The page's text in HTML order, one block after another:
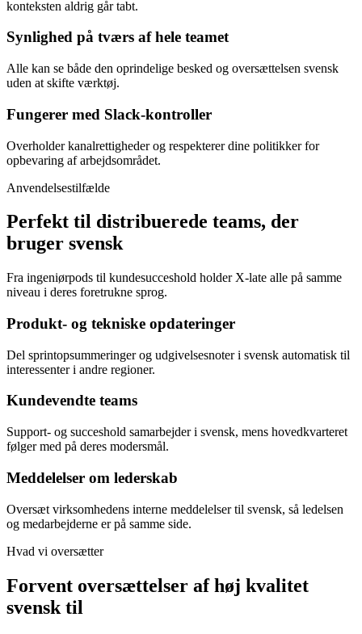
konteksten aldrig går tabt.
Synlighed på tværs af hele teamet
Alle kan se både den oprindelige besked og oversættelsen svensk
uden at skifte værktøj.
Fungerer med Slack-kontroller
Overholder kanalrettigheder og respekterer dine politikker for
opbevaring af arbejdsområdet.
Anvendelsestilfælde
Perfekt til distribuerede teams, der
bruger svensk
Fra ingeniørpods til kundesucceshold holder X-late alle på samme
niveau i deres foretrukne sprog.
Produkt- og tekniske opdateringer
Del sprintopsummeringer og udgivelsesnoter i svensk automatisk til
interessenter i andre regioner.
Kundevendte teams
Support- og succeshold samarbejder i svensk, mens hovedkvarteret
følger med på deres modersmål.
Meddelelser om lederskab
Oversæt virksomhedens interne meddelelser til svensk, så ledelsen
og medarbejderne er på samme side.
Hvad vi oversætter
Forvent oversættelser af høj kvalitet
svensk til